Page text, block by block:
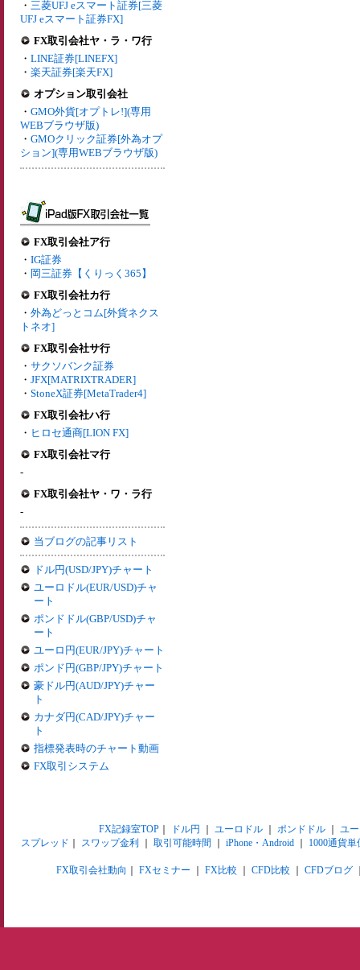
・ 三菱UFJ eスマート証券[三菱
UFJ eスマート証券FX]
FX取引会社ヤ・ラ・ワ行
・ LINE証券[LINEFX]
・ 楽天証券[楽天FX]
オプション取引会社
・ GMO外貨[オプトレ!](専用
WEBブラウザ版)
・ GMOクリック証券[外為オプ
ション](専用WEBブラウザ版)
FX取引会社ア行
・ IG証券
・ 岡三証券【くりっく365】
FX取引会社カ行
・ 外為どっとコム[外貨ネクス
トネオ]
FX取引会社サ行
・ サクソバンク証券
・ JFX[MATRIXTRADER]
・ StoneX証券[MetaTrader4]
FX取引会社ハ行
・ ヒロセ通商[LION FX]
FX取引会社マ行
-
FX取引会社ヤ・ワ・ラ行
-
当ブログの記事リスト
ドル円(USD/JPY)チャート
ユーロドル(EUR/USD)チャ
ート
ポンドドル(GBP/USD)チャ
ート
ユーロ円(EUR/JPY)チャート
ポンド円(GBP/JPY)チャート
豪ドル円(AUD/JPY)チャー
ト
カナダ円(CAD/JPY)チャー
ト
指標発表時のチャート動画
FX取引システム
FX記録室TOP｜ ドル円 ユーロドル｜ ポンドドル｜ ユ
スプレッド
スワップ金利 取引可能時間 iPhone・Android 1000通貨単
FX取引会社動向 FXセミナー FX比較 CFD比較 CFDブログ